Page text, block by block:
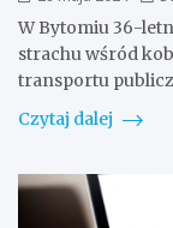
W Bytomiu 36-
strachu wśród
transportu
Czytaj dalej